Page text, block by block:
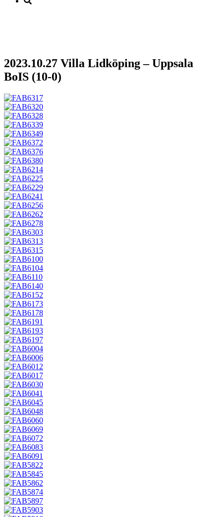
2023.10.27 Villa Lidköping – Uppsala
BoIS (10-0)